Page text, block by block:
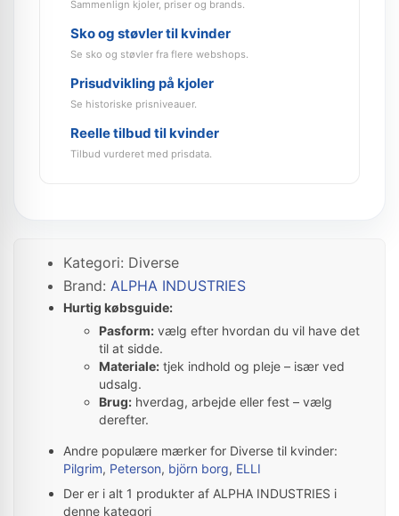
Sammenlign kjoler, priser og brands.
Sko og støvler til kvinder
Se sko og støvler fra flere webshops.
Prisudvikling på kjoler
Se historiske prisniveauer.
Reelle tilbud til kvinder
Tilbud vurderet med prisdata.
Kategori: Diverse
Brand: ALPHA INDUSTRIES
Hurtig købsguide:
Pasform: vælg efter hvordan du vil have det
til at sidde.
Materiale: tjek indhold og pleje – især ved
udsalg.
Brug: hverdag, arbejde eller fest – vælg
derefter.
Andre populære mærker for Diverse til kvinder:
Pilgrim, Peterson, björn borg, ELLI
Der er i alt 1 produkter af ALPHA INDUSTRIES i
denne kategori